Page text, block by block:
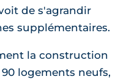
de s'agrandir
supplémentaires.
la construction
logements neufs,